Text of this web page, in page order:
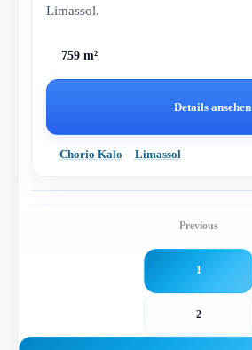
Limassol.
759 m²
Details ansehen
Chorio Kalo Limassol
Previous
1
2